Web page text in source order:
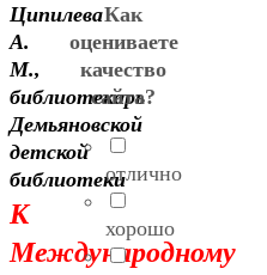
Ципилева
А.
М.,
библиотекарь
Демьяновской
детской
библиотеки
К
Международному
Как
оцениваете
качество
сайта?
отлично
хорошо